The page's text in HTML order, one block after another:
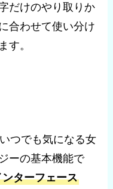
だけのやり取りか
合わせて使い分け
す。
つでも気になる女
ーの基本機能で
ターフェース